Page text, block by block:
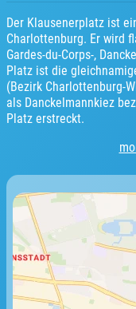
Der Klausenerplatz ist
Charlottenburg. Er wird
Gardes-du-Corps-,
Platz ist die
(Bezirk Charlottenburg-
als Danckelmannkiez
Platz erstreckt.